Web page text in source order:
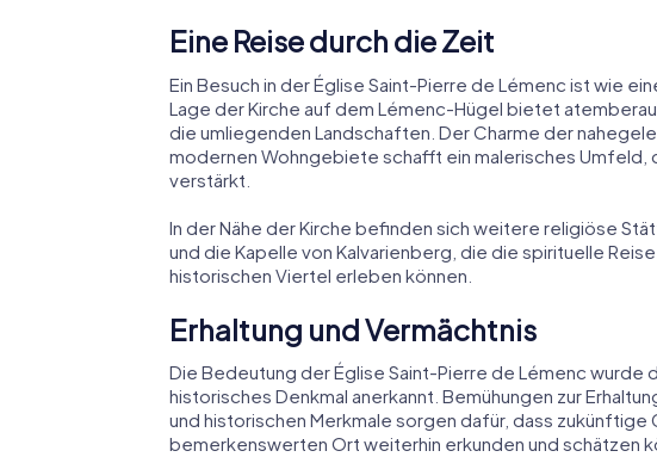
Eine Reise durch die Zeit
Ein Besuch in der Église Saint-Pierre de Lémenc ist wie
Lage der Kirche auf dem Lémenc-Hügel bietet
die umliegenden Landschaften. Der Charme der
modernen Wohngebiete schafft ein malerisches Umfeld,
verstärkt.
In der Nähe der Kirche befinden sich weitere religiöse
und die Kapelle von Kalvarienberg, die die spirituelle
historischen Viertel erleben können.
Erhaltung und Vermächtnis
Die Bedeutung der Église Saint-Pierre de Lémenc wurde
historisches Denkmal anerkannt. Bemühungen zur
und historischen Merkmale sorgen dafür, dass zukünftige
bemerkenswerten Ort weiterhin erkunden und schätzen